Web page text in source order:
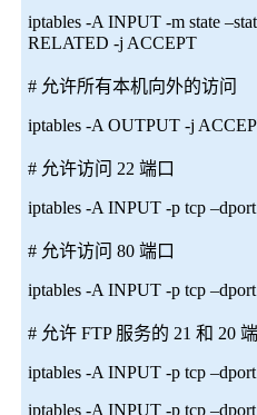
iptables -A INPUT -m state
RELATED -j ACCEPT
# 允许所有本机向外的访问
iptables -A OUTPUT -j
# 允许访问 22 端口
iptables -A INPUT -p tcp
# 允许访问 80 端口
iptables -A INPUT -p tcp
# 允许 FTP 服务的 21 和 20
iptables -A INPUT -p tcp
iptables -A INPUT -p tcp